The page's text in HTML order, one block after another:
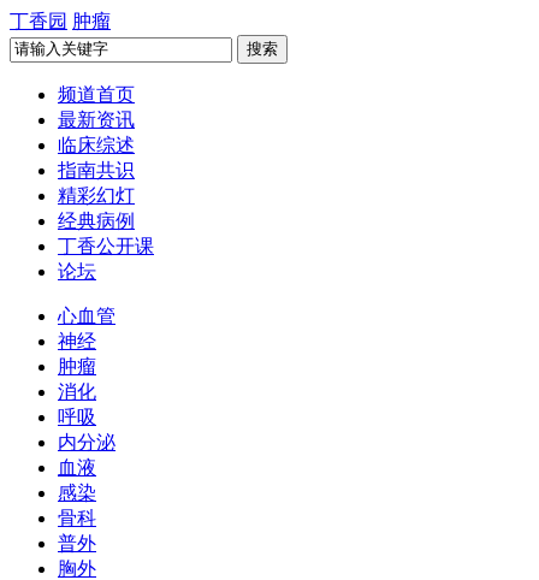
丁香园 肿瘤
频道首页
最新资讯
临床综述
指南共识
精彩幻灯
经典病例
丁香公开课
论坛
心血管
神经
肿瘤
消化
呼吸
内分泌
血液
感染
骨科
普外
胸外